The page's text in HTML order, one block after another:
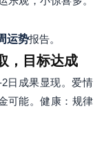
运势报告。
，目标达成
日成果显现。爱情
可能。健康：规律